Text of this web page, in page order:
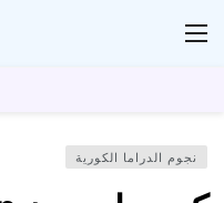
نجوم الدراما الكورية